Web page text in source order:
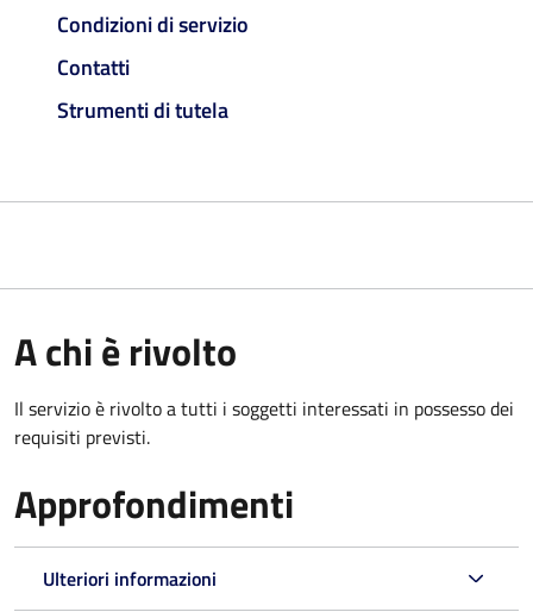
Condizioni di servizio
Contatti
Strumenti di tutela
A chi è rivolto
Il servizio è rivolto a tutti i soggetti interessati in possesso dei
requisiti previsti.
Approfondimenti
Ulteriori informazioni